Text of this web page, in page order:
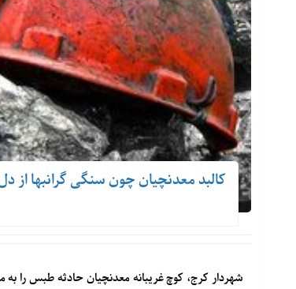
کالبد معدنچیان چون سنگی گرانبها
شهردار کرج، کوچ غریبانه معدنچیان حادثه طبس را